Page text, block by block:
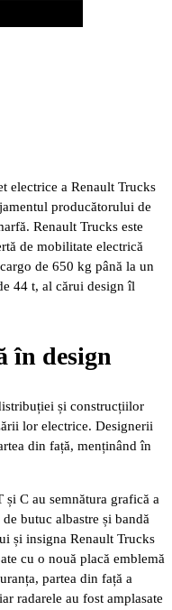
electrice a Renault Trucks
producătorului de
Renault Trucks este
de mobilitate electrică
de 650 kg până la un
44 t, al cărui design îl
în design
și construcțiilor
lor electrice. Designerii
din față, menținând în
C au semnătura grafică a
butuc albastre și bandă
și insigna Renault Trucks
cu o nouă placă emblemă
partea din față a
radarele au fost amplasate